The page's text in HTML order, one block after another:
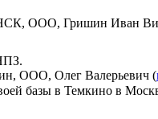
ООО, Гришин Иван
ООО, Олег Валерьевич (
базы в Темкино в